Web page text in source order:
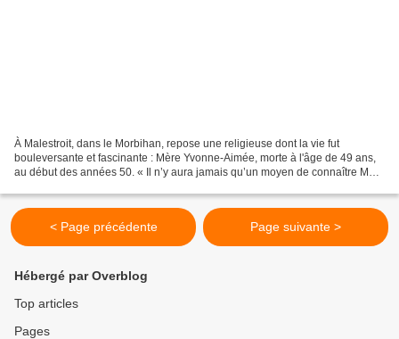
À Malestroit, dans le Morbihan, repose une religieuse dont la vie fut
bouleversante et fascinante : Mère Yvonne-Aimée, morte à l'âge de 49 ans,
au début des années 50. « Il n’y aura jamais qu’un moyen de connaître Mère
< Page précédente Page suivante >
Hébergé par Overblog
Top articles
Pages